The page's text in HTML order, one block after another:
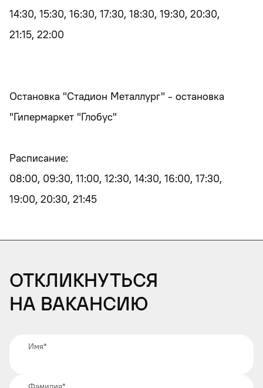
14:30, 15:30, 16:30, 17:30, 18:30, 19:30, 20:30,
21:15, 22:00
Остановка "Стадион Металлург" - остановка
"Гипермаркет "Глобус"
Расписание:
08:00, 09:30, 11:00, 12:30, 14:30, 16:00, 17:30,
19:00, 20:30, 21:45
Откликнуться
на вакансию
Имя*
Фамилия*